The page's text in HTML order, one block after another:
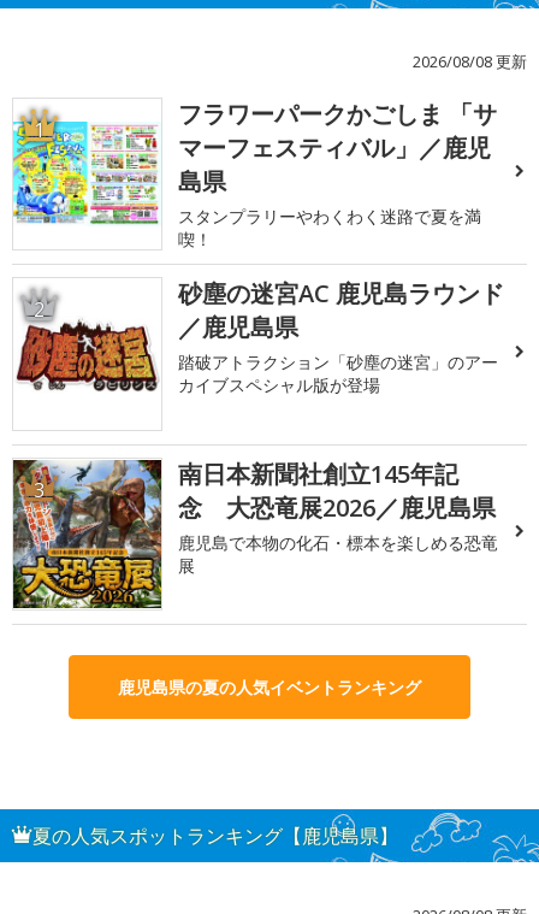
2026/08/08 更新
1
フラワーパークかごしま 「サ
マーフェスティバル」／鹿児
島県
スタンプラリーやわくわく迷路で夏を満
喫！
2
砂塵の迷宮AC 鹿児島ラウンド
／鹿児島県
踏破アトラクション「砂塵の迷宮」のアー
カイブスペシャル版が登場
3
南日本新聞社創立145年記
念 大恐竜展2026／鹿児島県
鹿児島で本物の化石・標本を楽しめる恐竜
展
鹿児島県の夏の人気イベントランキング
夏の人気スポットランキング【鹿児島県】